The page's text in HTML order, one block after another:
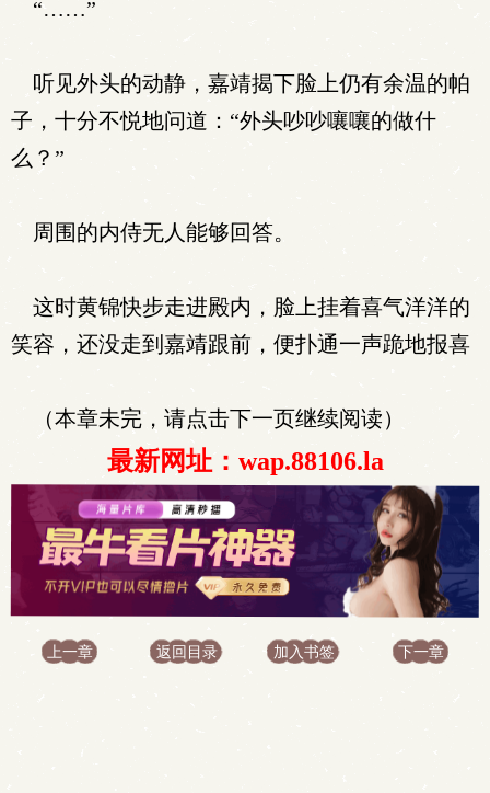
“……”
听见外头的动静，嘉靖揭下脸上仍有余温的帕
子，十分不悦地问道：“外头吵吵嚷嚷的做什
么？”
周围的内侍无人能够回答。
这时黄锦快步走进殿内，脸上挂着喜气洋洋的
笑容，还没走到嘉靖跟前，便扑通一声跪地报喜
（本章未完，请点击下一页继续阅读）
最新网址：wap.88106.la
上一章 返回目录 加入书签 下一章